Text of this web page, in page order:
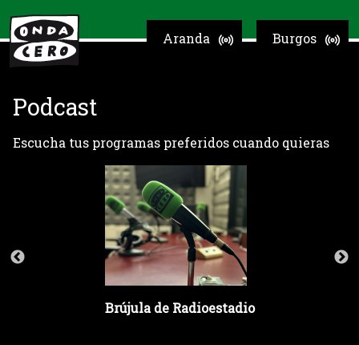
Burgos
Aranda
Podcast
Escucha tus programas preferidos cuando quieras
Brújula de Radioestadio